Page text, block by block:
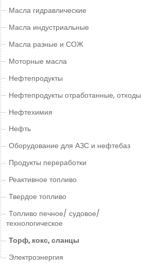
Масла гидравлические
Масла индустриальные
Масла разные и СОЖ
Моторные масла
Нефтепродукты
Нефтепродукты отработанные, отходы
Нефтехимия
Нефть
Оборудование для АЗС и нефтебаз
Продукты переработки
Реактивное топливо
Твердое топливо
Топливо печное/ судовое/
технологическое
Торф, кокс, сланцы
Электроэнергия